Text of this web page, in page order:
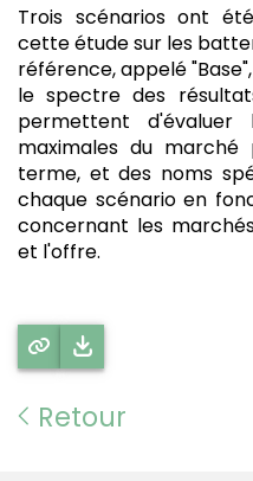
Trois scénarios ont
cette étude sur les
référence, appelé
le spectre des
permettent d'évaluer
maximales du
terme, et des noms
chaque scénario en
concernant les
et l'offre.
Retour